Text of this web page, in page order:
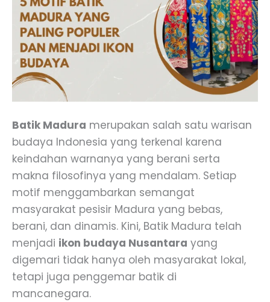
Batik Madura merupakan salah satu warisan
budaya Indonesia yang terkenal karena
keindahan warnanya yang berani serta
makna filosofinya yang mendalam. Setiap
motif menggambarkan semangat
masyarakat pesisir Madura yang bebas,
berani, dan dinamis. Kini, Batik Madura telah
menjadi ikon budaya Nusantara yang
digemari tidak hanya oleh masyarakat lokal,
tetapi juga penggemar batik di
mancanegara.